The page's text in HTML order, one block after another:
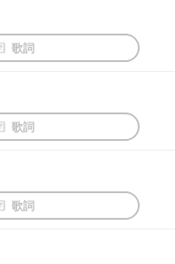
歌詞
歌詞
歌詞